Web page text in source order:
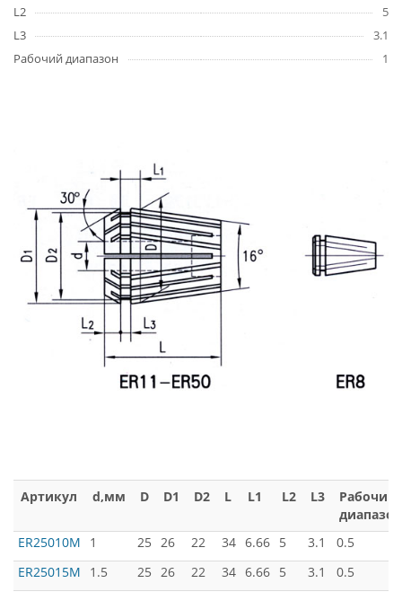
L2
5
L3
3.1
Рабочий диапазон
1
Артикул d,мм D D1 D2 L L1 L2 L3
Рабочий
диапазон
ER25010M
1 25 26 22 34 6.66 5 3.1
0.5
ER25015M
1.5 25 26 22 34 6.66 5 3.1
0.5